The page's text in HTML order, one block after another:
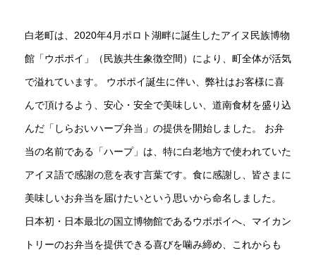
白老町は、2020年4月ポロト湖畔に誕生したアイヌ民族博物
館「ウポポイ」（民族共生象徴空間）により、町全体が活気
で溢れています。 ウポポイ誕生に伴い、弊社はお客様に喜
んで頂けるよう、安心・安全で美味しい、道南食材を盛り込
んだ「しらおいハープ弁当」の提供を開始しました。 お弁
当の名前である「ハープ」は、特に白老地方で使われていた
アイヌ語で感謝の意を表す言葉です。食に感謝し、皆さまに
美味しいお弁当を届けたいという思いから命名しました。
日本初・日本最北の国立博物館であるウポポイへ、マイカン
トリーのお弁当を提供できる喜びを噛み締め、これからも